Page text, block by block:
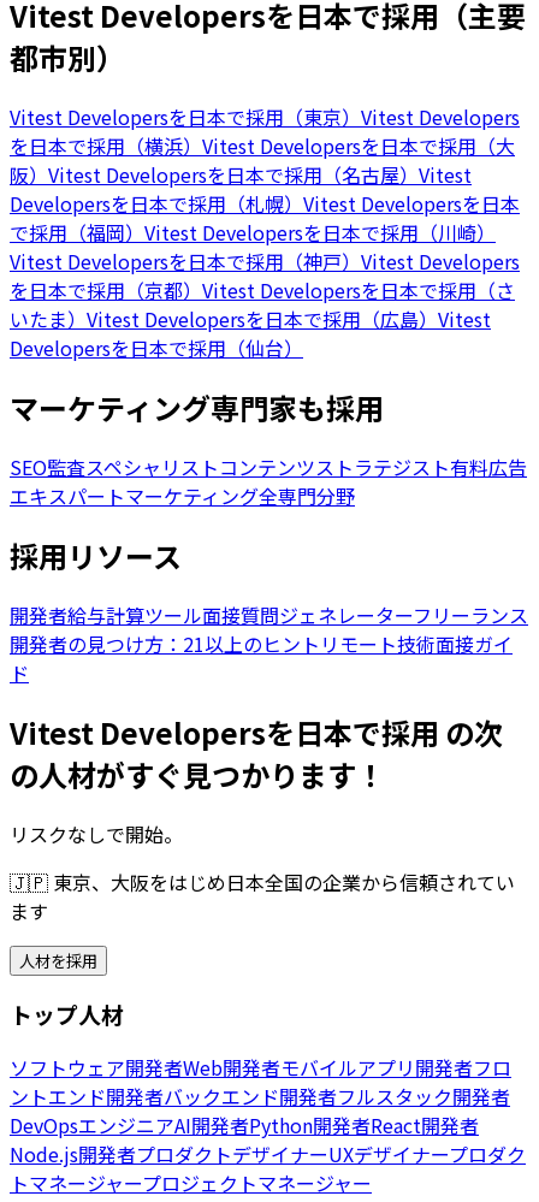
Vitest Developersを日本で採用（主要
都市別）
Vitest Developersを日本で採用（東京） Vitest Developers
を日本で採用（横浜） Vitest Developersを日本で採用（大
阪） Vitest Developersを日本で採用（名古屋） Vitest
Developersを日本で採用（札幌） Vitest Developersを日本
で採用（福岡） Vitest Developersを日本で採用（川崎）
Vitest Developersを日本で採用（神戸） Vitest Developers
を日本で採用（京都） Vitest Developersを日本で採用（さ
いたま） Vitest Developersを日本で採用（広島） Vitest
Developersを日本で採用（仙台）
マーケティング専門家も採用
SEO監査スペシャリストコンテンツストラテジスト有料広告
エキスパートマーケティング全専門分野
採用リソース
開発者給与計算ツール面接質問ジェネレーターフリーランス
開発者の見つけ方：21以上のヒント リモート技術面接ガイ
ド
Vitest Developersを日本で採用 の次
の人材がすぐ見つかります！
リスクなしで開始。
🇯🇵 東京、大阪をはじめ日本全国の企業から信頼されてい
ます
人材を採用
トップ人材
ソフトウェア開発者Web開発者モバイルアプリ開発者フロ
ントエンド開発者バックエンド開発者フルスタック開発者
DevOpsエンジニアAI開発者Python開発者React開発者
Node.js開発者プロダクトデザイナーUXデザイナープロダク
トマネージャープロジェクトマネージャー